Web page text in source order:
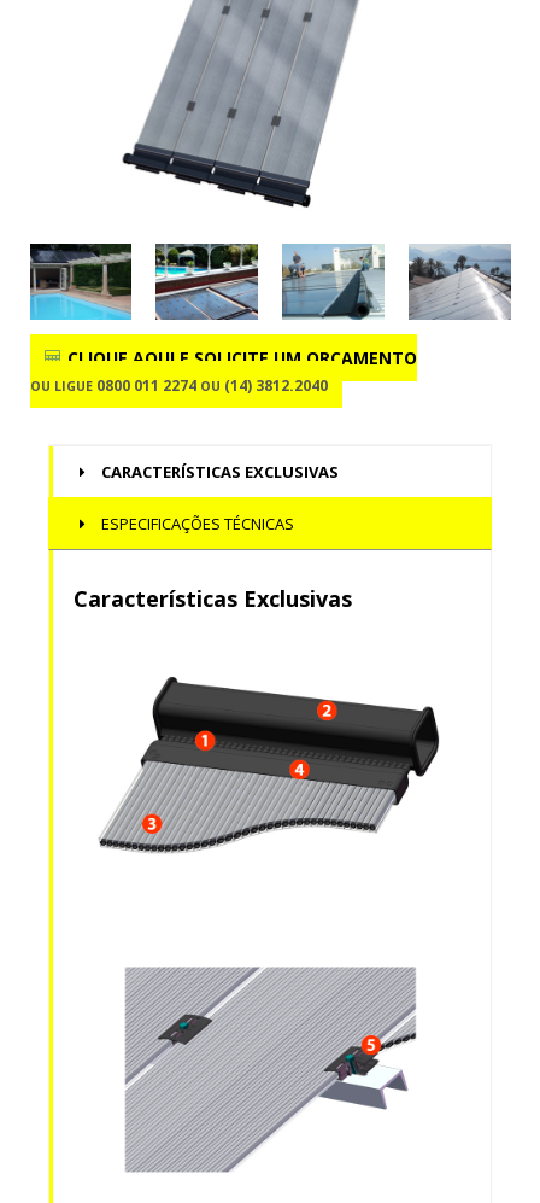
CLIQUE AQUI E SOLICITE UM ORÇAMENTO
OU LIGUE 0800 011 2274 OU (14) 3812.2040
CARACTERÍSTICAS EXCLUSIVAS
ESPECIFICAÇÕES TÉCNICAS
Características Exclusivas